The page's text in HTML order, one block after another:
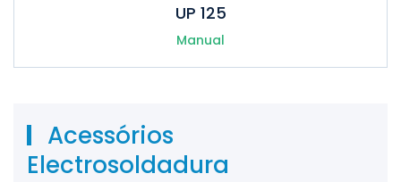
UP 125
Manual
Acessórios
Electrosoldadura